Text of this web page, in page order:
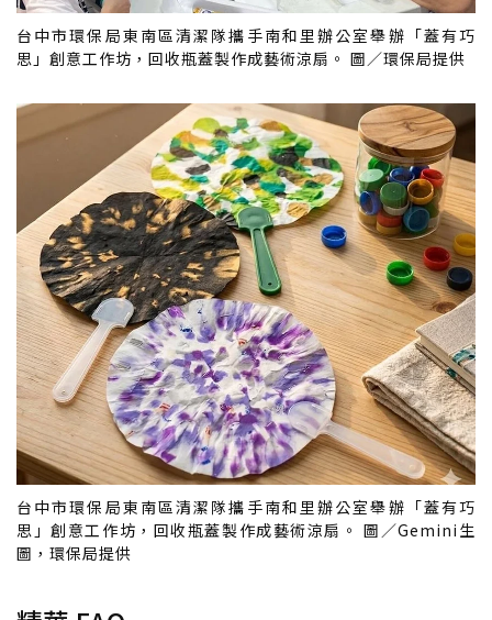
台中市環保局東南區清潔隊攜手南和里辦公室舉辦「蓋有巧
思」創意工作坊，回收瓶蓋製作成藝術涼扇。 圖／環保局提供
台中市環保局東南區清潔隊攜手南和里辦公室舉辦「蓋有巧
思」創意工作坊，回收瓶蓋製作成藝術涼扇。 圖／Gemini生
圖，環保局提供